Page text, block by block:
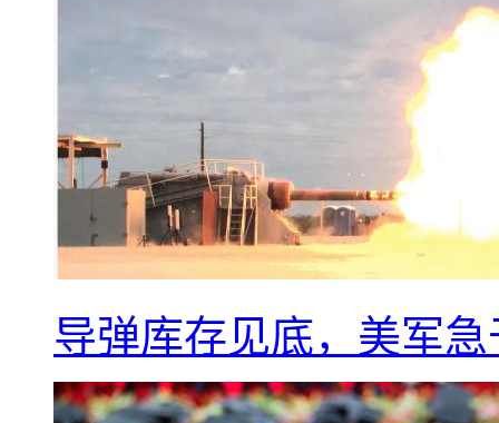
导弹库存见底，美军